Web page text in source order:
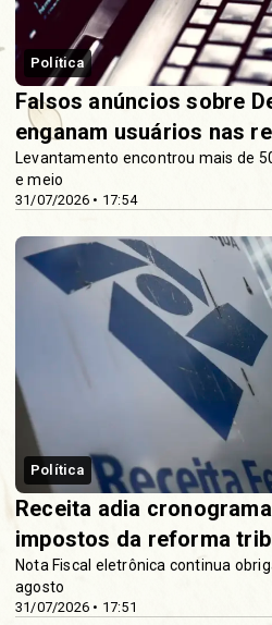
Política
31/07/2026 • 17:54
Falsos anúncios sobre
enganam usuários nas
Levantamento encontrou mais de
e meio
Política
31/07/2026 • 17:51
Receita adia
impostos da reforma
Nota Fiscal eletrônica continua
agosto